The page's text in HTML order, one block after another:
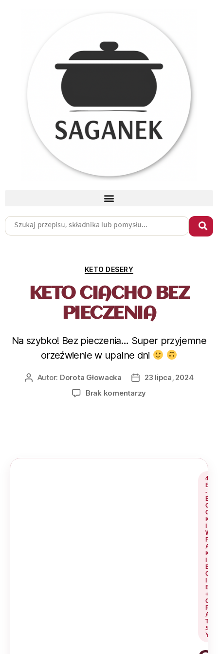
KETO DESERY
KETO CIACHO BEZ
PIECZENIA
Na szybko! Bez pieczenia… Super przyjemne
orzeźwienie w upalne dni
Autor: Dorota Głowacka
23 lipca, 2024
Brak komentarzy
4
E
-
B
O
O
K
W
P
A
K
E
C
E
+
G
R
A
TI
S
Y